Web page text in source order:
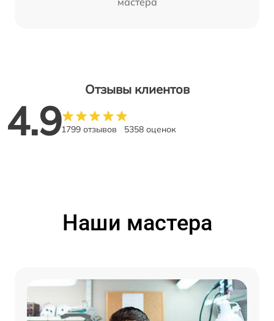
Отзывы клиентов
4.91799 отзывов 5358 оценок
Наши мастера